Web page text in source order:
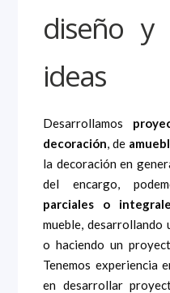
diseño y
ideas
Desarrollamos
decoración, de
la decoración en
del encargo,
parciales o
mueble,
o haciendo un
Tenemos experiencia
en desarrollar